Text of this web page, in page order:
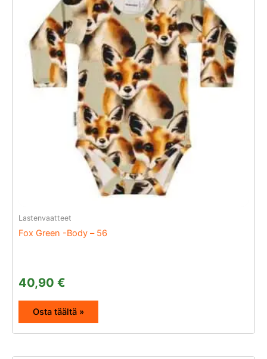
Lastenvaatteet
Fox Green -Body – 56
40,90 €
Osta täältä »